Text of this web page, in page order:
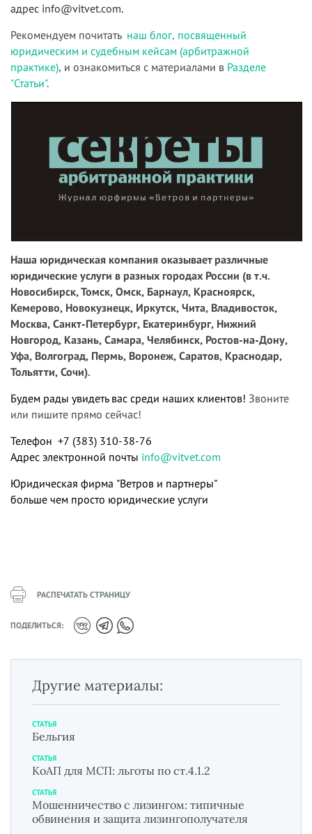
адрес info@vitvet.com.
Рекомендуем почитать наш блог, посвященный
юридическим и судебным кейсам (арбитражной
практике), и ознакомиться с материалами в Разделе
"Статьи".
Наша юридическая компания оказывает различные
юридические услуги в разных городах России (в т.ч.
Новосибирск, Томск, Омск, Барнаул, Красноярск,
Кемерово, Новокузнецк, Иркутск, Чита, Владивосток,
Москва, Санкт-Петербург, Екатеринбург, Нижний
Новгород, Казань, Самара, Челябинск, Ростов-на-Дону,
Уфа, Волгоград, Пермь, Воронеж, Саратов, Краснодар,
Тольятти, Сочи).
Будем рады увидеть вас среди наших клиентов! Звоните
или пишите прямо сейчас!
Телефон +7 (383) 310-38-76
Адрес электронной почты info@vitvet.com
Юридическая фирма "Ветров и партнеры"
больше чем просто юридические услуги
РАСПЕЧАТАТЬ СТРАНИЦУ
ПОДЕЛИТЬСЯ:
Другие материалы:
СТАТЬЯ
Бельгия
СТАТЬЯ
КоАП для МСП: льготы по ст.4.1.2
СТАТЬЯ
Мошенничество с лизингом: типичные
обвинения и защита лизингополучателя